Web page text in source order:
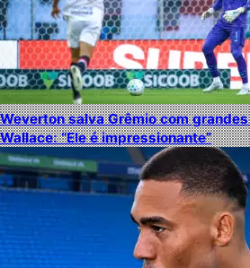
Weverton salva Grêmio com
Wallace: “Ele é impressionante”